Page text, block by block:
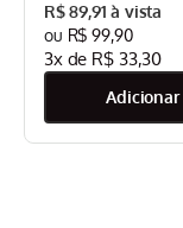
Bar Mondial Preto/
CPC-DG
R$ 89,91
R$ 99,90
3x de R$ 33,30